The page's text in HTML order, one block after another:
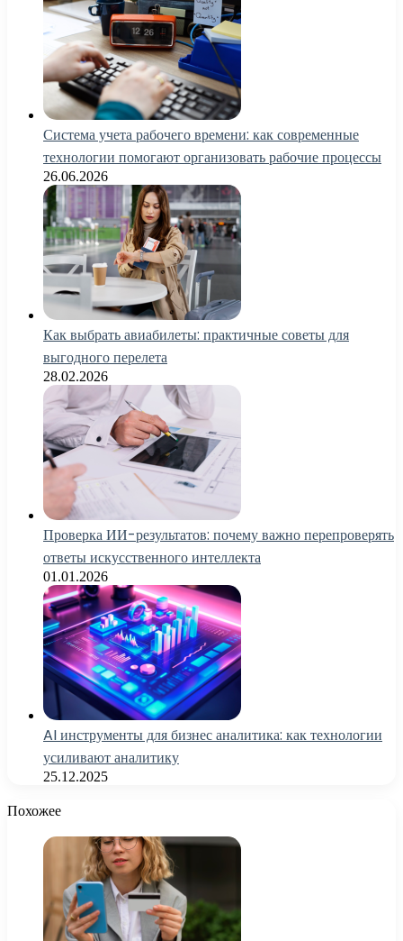
Система учета рабочего времени: как современные
технологии помогают организовать рабочие процессы
26.06.2026
Как выбрать авиабилеты: практичные советы для
выгодного перелета
28.02.2026
Проверка ИИ-результатов: почему важно перепроверять
ответы искусственного интеллекта
01.01.2026
AI инструменты для бизнес аналитика: как технологии
усиливают аналитику
25.12.2025
Похожее